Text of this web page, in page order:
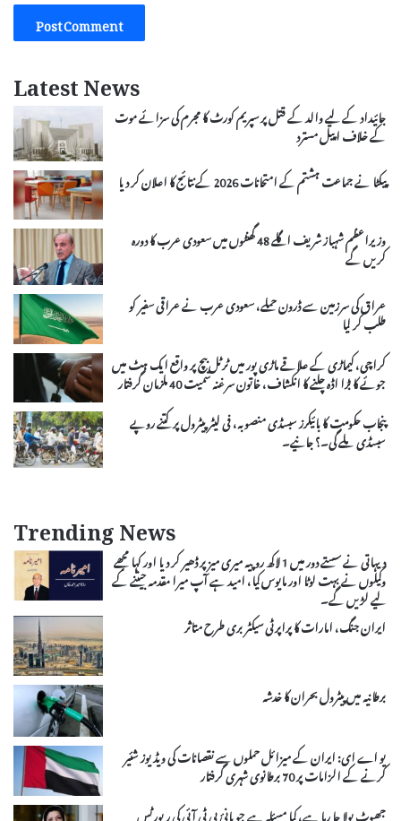
Latest News
جائیداد کے لیے والد کے قتل پر سپریم کورٹ کا مجرم کی سزائے موت
کے خلاف اپیل مسترد
پیکٹا نے جماعت ہشتم کے امتحانات 2026 کے نتائج کا اعلان کر دیا
وزیراعظم شہباز شریف اگلے 48 گھنٹوں میں سعودی عرب کا دورہ
کریں گے
عراق کی سرزمین سے ڈرون حملے، سعودی عرب نے عراقی سفیر کو
طلب کر لیا
کراچی، کیماڑی کے علاقے ماڑی پور میں ٹرٹل بیچ پر واقع ایک ہٹ میں
جوئے کا بڑا اڈہ چلنے کا انکشاف، خاتون سرغنہ سمیت 40 ملزمان گرفتار
پنجاب حکومت کا بائیکرز سبسڈی منصوبہ، فی لیٹر پیٹرول پر کتنے روپے
سبسڈی ملے گی۔؟ جانیے۔
Trending News
دیہاتی نے سستے دور میں 1 لاکھ روپیہ میری میز پر ڈھیر کر دیا اور کہا مجھے
وکیلوں نے بہت لوٹا اور مایوس کیا، امید ہے آپ میرا مقدمہ جیتنے کے
لیے لڑیں گے۔
ایران جنگ، امارات کا پراپرٹی سیکٹر بری طرح متاثر
برطانیہ میں پیٹرول بحران کا خدشہ
یو اے ای: ایران کے میزائل حملوں سے نقصانات کی ویڈیوز شئیر
کرنے کے الزامات پر 70 برطانوی شہری گرفتار
جھوٹ بولا جا رہا ہے، کیا مسئلہ ہے جو بانیٔ پی ٹی آئی کی رپورٹس